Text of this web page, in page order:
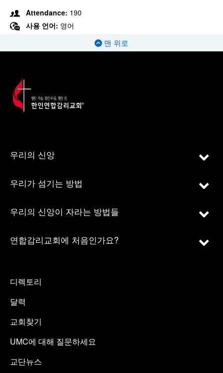
Attendance: 190
사용 언어: 영어
맨 위로
우리의 신앙
우리가 섬기는 방법
우리의 신앙이 자라는 방법들
연합감리교회에 처음인가요?
디렉토리
달력
교회찾기
UMC에 대해 질문하세요
교단뉴스